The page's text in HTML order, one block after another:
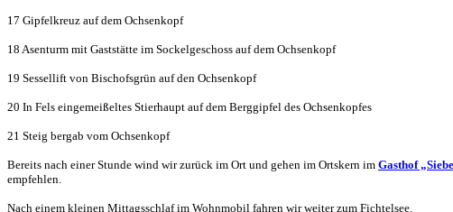
17 Gipfelkreuz auf dem Ochsenkopf
18 Asenturm mit Gaststätte im Sockelgeschoss auf dem Ochsenkopf
19 Sessellift von Bischofsgrün auf den Ochsenkopf
20 In Fels eingemeißeltes Stierhaupt auf dem Berggipfel des Ochsenkopfes
21 Steig bergab vom Ochsenkopf
Bereits nach einer Stunde wind wir zurück im Ort und gehen im Ortskern im Gasthof
empfehlen.
Nach einem kleinen Mittagsschlaf im Wohnmobil fahren wir weiter zum Fichtelsee.